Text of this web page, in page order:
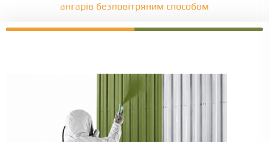
ангарів безповітряним способом